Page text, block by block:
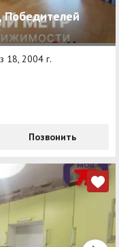
Победителей
18, 2004 г.
Позвонить